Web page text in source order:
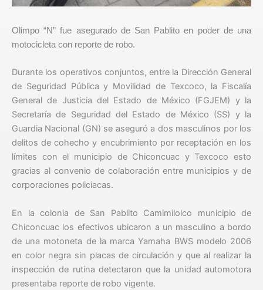
Olimpo “N” fue asegurado de San Pablito en poder de una
motocicleta con reporte de robo.
Durante los operativos conjuntos, entre la Dirección General
de Seguridad Pública y Movilidad de Texcoco, la Fiscalía
General de Justicia del Estado de México (FGJEM) y la
Secretaría de Seguridad del Estado de México (SS) y la
Guardia Nacional (GN) se aseguró a dos masculinos por los
delitos de cohecho y encubrimiento por receptación en los
límites con el municipio de Chiconcuac y Texcoco esto
gracias al convenio de colaboración entre municipios y de
corporaciones policiacas.
En la colonia de San Pablito Camimilolco municipio de
Chiconcuac los efectivos ubicaron a un masculino a bordo
de una motoneta de la marca Yamaha BWS modelo 2006
en color negra sin placas de circulación y que al realizar la
inspección de rutina detectaron que la unidad automotora
presentaba reporte de robo vigente.